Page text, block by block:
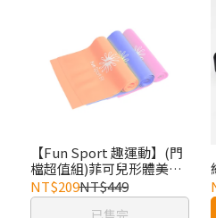
【Fun Sport 趣運動】(門
檔超值組)菲可兒形體美塑
彈力帶 拉力帶 (150cm台
製)
NT$209NT$449
已售完